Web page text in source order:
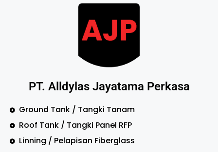
PT. Alldylas Jayatama Perkasa
Ground Tank / Tangki Tanam
Roof Tank / Tangki Panel RFP
Linning / Pelapisan Fiberglass